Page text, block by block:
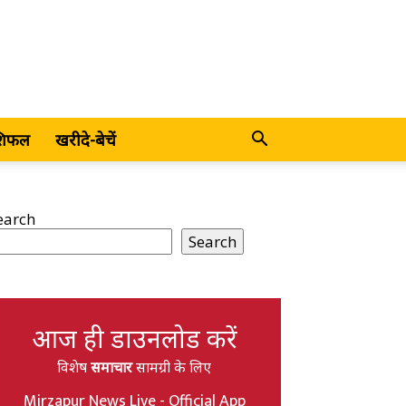
खरीदे-बेचें
Search
आज ही डाउनलोड करें
विशेषसमाचारसामग्री के लिए